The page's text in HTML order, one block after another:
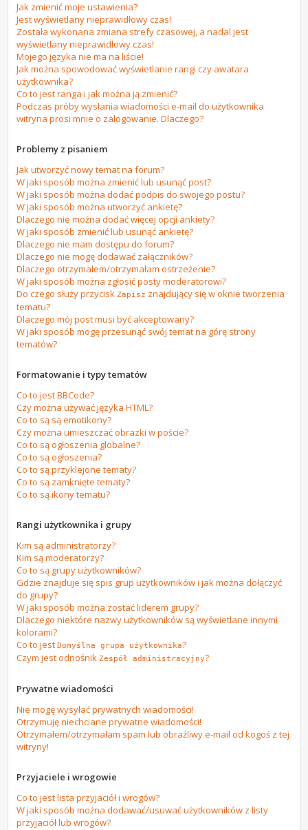
Jak zmienić moje ustawienia?
Jest wyświetlany nieprawidłowy czas!
Została wykonana zmiana strefy czasowej, a nadal jest
wyświetlany nieprawidłowy czas!
Mojego języka nie ma na liście!
Jak można spowodować wyświetlanie rangi czy awatara
użytkownika?
Co to jest ranga i jak można ją zmienić?
Podczas próby wysłania wiadomości e-mail do użytkownika
witryna prosi mnie o zalogowanie. Dlaczego?
Problemy z pisaniem
Jak utworzyć nowy temat na forum?
W jaki sposób można zmienić lub usunąć post?
W jaki sposób można dodać podpis do swojego postu?
W jaki sposób można utworzyć ankietę?
Dlaczego nie można dodać więcej opcji ankiety?
W jaki sposób zmienić lub usunąć ankietę?
Dlaczego nie mam dostępu do forum?
Dlaczego nie mogę dodawać załączników?
Dlaczego otrzymałem/otrzymałam ostrzeżenie?
W jaki sposób można zgłosić posty moderatorowi?
Do czego służy przyciskZapisz znajdujący się w oknie tworzenia
tematu?
Dlaczego mój post musi być akceptowany?
W jaki sposób mogę przesunąć swój temat na górę strony
tematów?
Formatowanie i typy tematów
Co to jest BBCode?
Czy można używać języka HTML?
Co to są są emotikony?
Czy można umieszczać obrazki w poście?
Co to są ogłoszenia globalne?
Co to są ogłoszenia?
Co to są przyklejone tematy?
Co to są zamknięte tematy?
Co to są ikony tematu?
Rangi użytkownika i grupy
Kim są administratorzy?
Kim są moderatorzy?
Co to są grupy użytkowników?
Gdzie znajduje się spis grup użytkowników i jak można dołączyć
do grupy?
W jaki sposób można zostać liderem grupy?
Dlaczego niektóre nazwy użytkowników są wyświetlane innymi
kolorami?
Co to jestDomyślna grupa użytkownika?
Czym jest odnośnikZespół administracyjny?
Prywatne wiadomości
Nie mogę wysyłać prywatnych wiadomości!
Otrzymuję niechciane prywatne wiadomości!
Otrzymałem/otrzymałam spam lub obraźliwy e-mail od kogoś z tej
witryny!
Przyjaciele i wrogowie
Co to jest lista przyjaciół i wrogów?
W jaki sposób można dodawać/usuwać użytkowników z listy
przyjaciół lub wrogów?